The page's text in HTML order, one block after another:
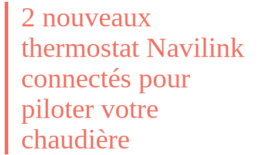
2 nouveaux
thermostat Navilink
connectés pour
piloter votre
chaudière